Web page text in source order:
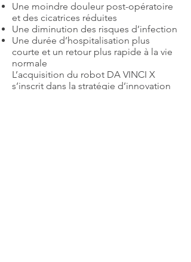
Une moindre douleur post-opératoire
et des cicatrices réduites
Une diminution des risques d’infection
Une durée d’hospitalisation plus
courte et un retour plus rapide à la vie
normale
L’acquisition du robot DA VINCI X
s’inscrit dans la stratégie d’innovation